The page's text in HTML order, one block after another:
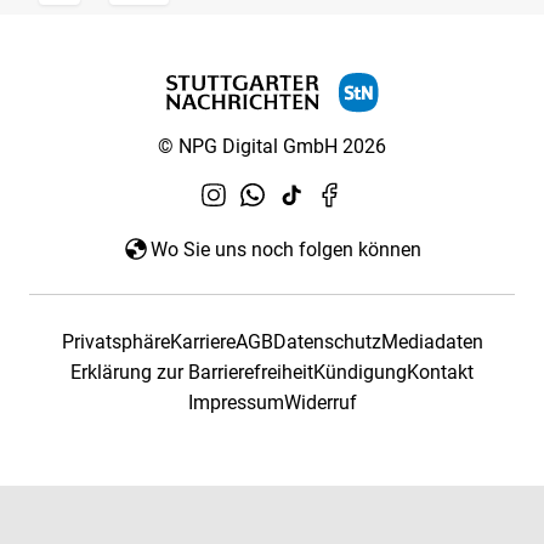
© NPG Digital GmbH 2026
Wo Sie uns noch folgen können
PrivatsphäreKarriereAGBDatenschutzMediadaten
Erklärung zur BarrierefreiheitKündigungKontakt
ImpressumWiderruf